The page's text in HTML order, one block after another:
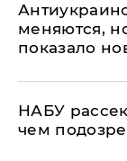
меняются,
показало
НАБУ
чем